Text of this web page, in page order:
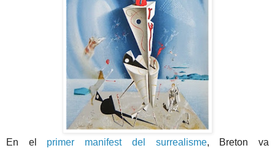
En el primer manifest del surrealisme, Breton va